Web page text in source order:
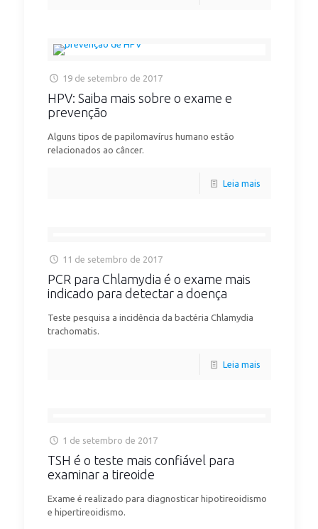
19 de setembro de 2017
HPV: Saiba mais sobre o exame e
prevenção
Alguns tipos de papilomavírus humano estão
relacionados ao câncer.
Leia mais
11 de setembro de 2017
PCR para Chlamydia é o exame mais
indicado para detectar a doença
Teste pesquisa a incidência da bactéria Chlamydia
trachomatis.
Leia mais
1 de setembro de 2017
TSH é o teste mais confiável para
examinar a tireoide
Exame é realizado para diagnosticar hipotireoidismo
e hipertireoidismo.